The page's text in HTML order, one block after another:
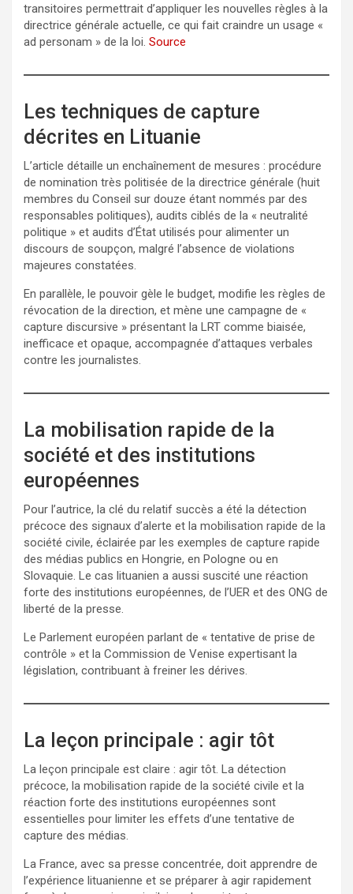
transitoires permettrait d’appliquer les nouvelles règles à la
directrice générale actuelle, ce qui fait craindre un usage «
ad personam » de la loi. Source
Les techniques de capture
décrites en Lituanie
L’article détaille un enchaînement de mesures : procédure
de nomination très politisée de la directrice générale (huit
membres du Conseil sur douze étant nommés par des
responsables politiques), audits ciblés de la « neutralité
politique » et audits d’État utilisés pour alimenter un
discours de soupçon, malgré l’absence de violations
majeures constatées.
En parallèle, le pouvoir gèle le budget, modifie les règles de
révocation de la direction, et mène une campagne de «
capture discursive » présentant la LRT comme biaisée,
inefficace et opaque, accompagnée d’attaques verbales
contre les journalistes.
La mobilisation rapide de la
société et des institutions
européennes
Pour l’autrice, la clé du relatif succès a été la détection
précoce des signaux d’alerte et la mobilisation rapide de la
société civile, éclairée par les exemples de capture rapide
des médias publics en Hongrie, en Pologne ou en
Slovaquie. Le cas lituanien a aussi suscité une réaction
forte des institutions européennes, de l’UER et des ONG de
liberté de la presse.
Le Parlement européen parlant de « tentative de prise de
contrôle » et la Commission de Venise expertisant la
législation, contribuant à freiner les dérives.
La leçon principale : agir tôt
La leçon principale est claire : agir tôt. La détection
précoce, la mobilisation rapide de la société civile et la
réaction forte des institutions européennes sont
essentielles pour limiter les effets d’une tentative de
capture des médias.
La France, avec sa presse concentrée, doit apprendre de
l’expérience lituanienne et se préparer à agir rapidement